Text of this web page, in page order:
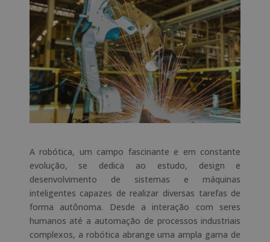
A robótica, um campo fascinante e em constante
evolução, se dedica ao estudo, design e
desenvolvimento de sistemas e máquinas
inteligentes capazes de realizar diversas tarefas de
forma autônoma. Desde a interação com seres
humanos até a automação de processos industriais
complexos, a robótica abrange uma ampla gama de